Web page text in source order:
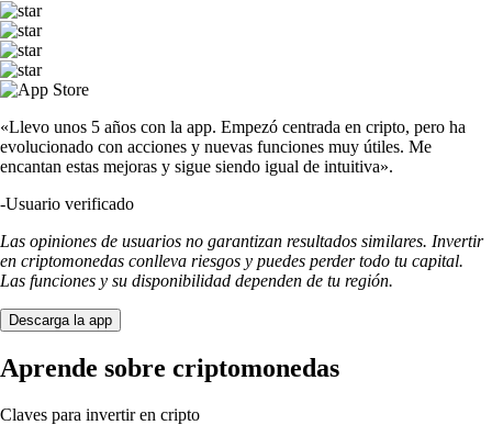
«Llevo unos 5 años con la app. Empezó centrada en cripto, pero ha
evolucionado con acciones y nuevas funciones muy útiles. Me
encantan estas mejoras y sigue siendo igual de intuitiva».
-Usuario verificado
Las opiniones de usuarios no garantizan resultados similares. Invertir
en criptomonedas conlleva riesgos y puedes perder todo tu capital.
Las funciones y su disponibilidad dependen de tu región.
Descarga la app
Aprende sobre criptomonedas
Claves para invertir en cripto